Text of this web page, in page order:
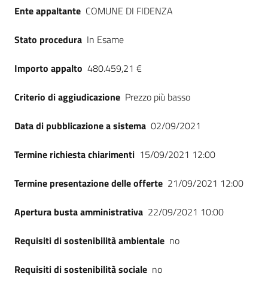
Ente appaltante COMUNE DI FIDENZA
Stato procedura In Esame
Importo appalto 480.459,21 €
Criterio di aggiudicazione Prezzo più basso
Data di pubblicazione a sistema 02/09/2021
Termine richiesta chiarimenti 15/09/2021 12:00
Termine presentazione delle offerte 21/09/2021 12:00
Apertura busta amministrativa 22/09/2021 10:00
Requisiti di sostenibilità ambientale no
Requisiti di sostenibilità sociale no